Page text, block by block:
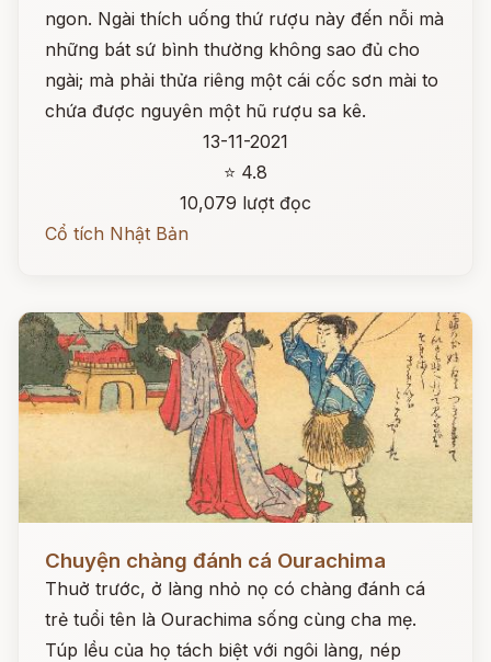
ngon. Ngài thích uống thứ rượu này đến nỗi mà
những bát sứ bình thường không sao đủ cho
ngài; mà phải thửa riêng một cái cốc sơn mài to
chứa được nguyên một hũ rượu sa kê.
13-11-2021
⭐ 4.8
10,079 lượt đọc
Cổ tích Nhật Bản
Chuyện chàng đánh cá Ourachima
Thuở trước, ở làng nhỏ nọ có chàng đánh cá
trẻ tuổi tên là Ourachima sống cùng cha mẹ.
Túp lều của họ tách biệt với ngôi làng, nép